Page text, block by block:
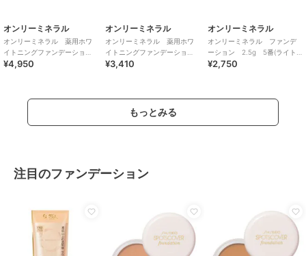
オンリーミネラル
オンリーミネラル 薬用ホワ
イトニングファンデーショ
ン 5g ヘルシーオークル
¥4,950
オンリーミネラル
オンリーミネラル 薬用ホワ
イトニングファンデーショ
ン 2.5g ヘルシーオークル
¥3,410
オンリーミネラル
オンリーミネラル ファンデ
ーション 2.5g 5番(ライト
オークル／ツヤ)
¥2,750
もっとみる
注目のファンデーション